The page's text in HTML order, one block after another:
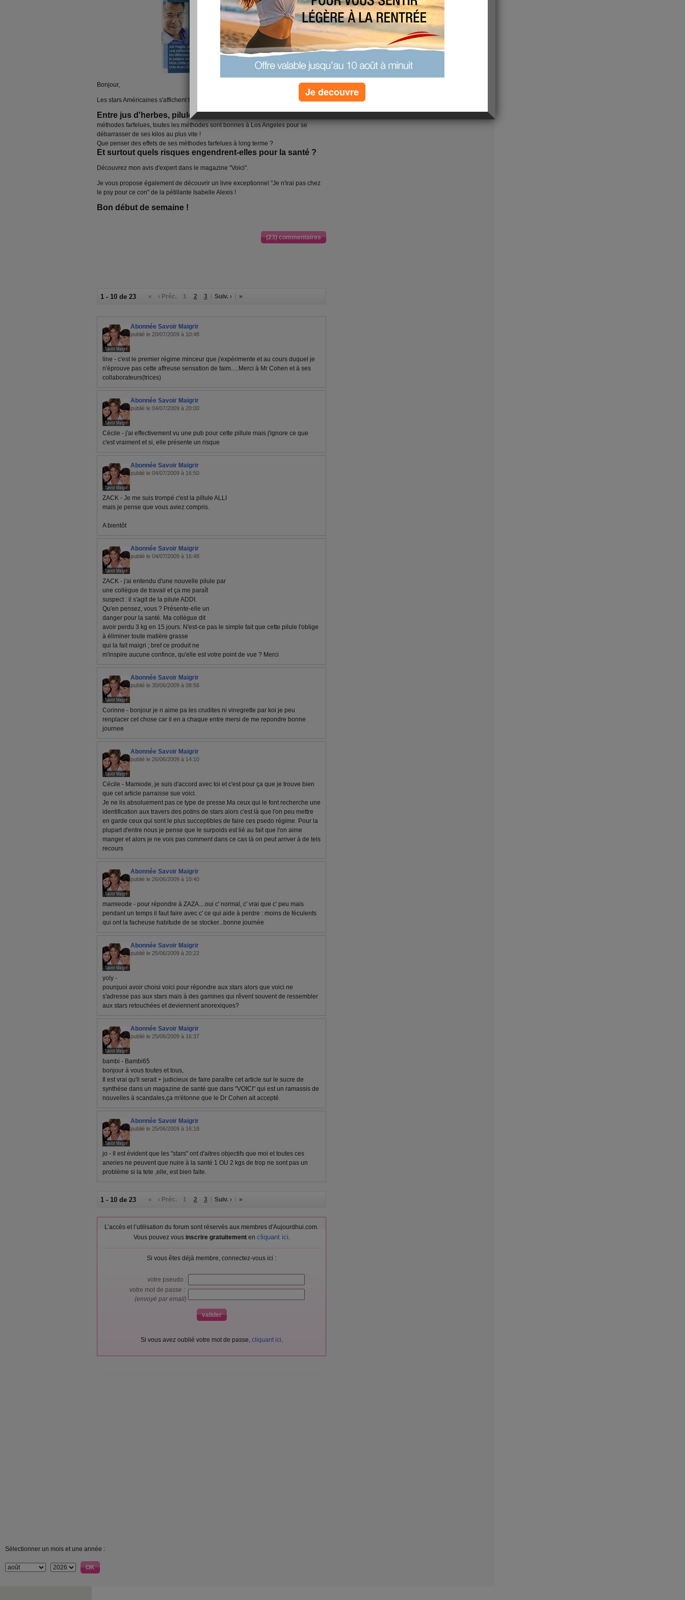
Bonjour,
Les stars Américaines s'affichent toutes plus maigres les unes que les autres.
Entre jus d'herbes, pilules laxatives, lavem
méthodes farfelues, toutes les méthodes sont bonnes à Los Angeles pour se
débarrasser de ses kilos au plus vite !
Que penser des effets de ses méthodes farfelues à long terme ?
Et surtout quels risques engendrent-elles pour la santé ?
Découvrez mon avis d'expert dans le magazine "Voici".
Je vous propose également de découvrir un livre exceptionnel "Je n'irai pas chez
le psy pour ce con" de la pétillante Isabelle Alexis !
Bon début de semaine !
(23) commentaires
1 - 10 de 23 « ‹ Préc. 1 2 3 Suiv. › »
Abonnée Savoir Maigrir
publié le 20/07/2009 à 10:48
line - c'est le premier régime minceur que j'expérimente et au cours duquel je
n'éprouve pas cette affreuse sensation de faim.....Merci à Mr Cohen et à ses
collaborateurs(trices)
Abonnée Savoir Maigrir
publié le 04/07/2009 à 20:00
Cécile - j'ai effectivement vu une pub pour cette pillule mais j'ignore ce que
c'est vraiment et si, elle présente un risque
Abonnée Savoir Maigrir
publié le 04/07/2009 à 16:50
ZACK - Je me suis trompé c'est la pillule ALLI
mais je pense que vous aviez compris.
A bientôt
Abonnée Savoir Maigrir
publié le 04/07/2009 à 16:48
ZACK - j'ai entendu d'une nouvelle pilule par
une collègue de travail et ça me paraît
suspect : il s'agit de la pilule ADDI.
Qu'en pensez, vous ? Présente-elle un
danger pour la santé. Ma collègue dit
avoir perdu 3 kg en 15 jours. N'est-ce pas le simple fait que cette pilule l'oblige
à éliminer toute matière grasse
qui la fait maigri ; bref ce produit ne
m'inspire aucune confince, qu'elle est votre point de vue ? Merci
Abonnée Savoir Maigrir
publié le 30/06/2009 à 08:56
Corinne - bonjour je n aime pa les crudites ni vinegrette par koi je peu
renplacer cet chose car il en a chaque entre mersi de me repondre bonne
journee
Abonnée Savoir Maigrir
publié le 26/06/2009 à 14:10
Cécile - Mamiode, je suis d'accord avec toi et c'est pour ça que je trouve bien
que cet article parraisse sue voici.
Je ne lis absoluement pas ce type de presse.Ma ceux qui le font recherche une
identification aux travers des potins de stars alors c'est là que l'on peu mettre
en garde ceux qui sont le plus succeptibles de faire ces psedo régime. Pour la
plupart d'entre nous je pense que le surpoids est lié au fait que l'on aime
manger et alors je ne vois pas comment dans ce cas là on peut arriver à de tels
recours
Abonnée Savoir Maigrir
publié le 26/06/2009 à 10:40
mamieode - pour répondre à ZAZA....oui c' normal, c' vrai que c' peu mais
pendant un temps il faut faire avec c' ce qui aide à perdre : moins de féculents
qui ont la facheuse habitude de se stocker...bonne journée
Abonnée Savoir Maigrir
publié le 25/06/2009 à 20:22
yoly -
pourquoi avoir choisi voici pour répondre aux stars alors que voici ne
s'adresse pas aux stars mais à des gamines qui rêvent souvent de ressembler
aux stars retouchées et deviennent anorexiques?
Abonnée Savoir Maigrir
publié le 25/06/2009 à 16:37
bambi - Bambi65
bonjour à vous toutes et tous,
Il est vrai qu'il serait + judicieux de faire paraître cet article sur le sucre de
synthèse dans un magazine de santé que dans "VOICI" qui est un ramassis de
nouvelles à scandales,ça m'étonne que le Dr Cohen ait accepté.
Abonnée Savoir Maigrir
publié le 25/06/2009 à 16:18
jo - Il est évident que les "stars" ont d'aitres objectifs que moi et toutes ces
aneries ne peuvent que nuire à la santé 1 OU 2 kgs de trop ne sont pas un
problème si la tete ,elle, est bien faite.
1 - 10 de 23 « ‹ Préc. 1 2 3 Suiv. › »
L’accès et l’utilisation du forum sont réservés aux membres d'Aujourdhui.com.
Vous pouvez vous inscrire gratuitementen cliquant ici.
Si vous êtes déjà membre, connectez-vous ici :
votre pseudo :
votre mot de passe :
(envoyé par email)
Si vous avez oublié votre mot de passe, cliquant ici.
Sélectionner un mois et une année :
Je decouvre